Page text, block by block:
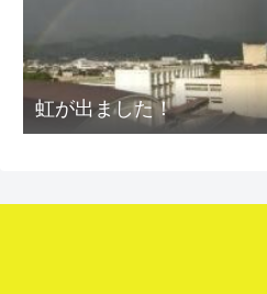
虹が出ました！